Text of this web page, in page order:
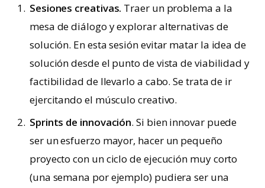
Sesiones creativas. Traer un problema a la
mesa de diálogo y explorar alternativas de
solución. En esta sesión evitar matar la idea de
solución desde el punto de vista de viabilidad y
factibilidad de llevarlo a cabo. Se trata de ir
ejercitando el músculo creativo.
Sprints de innovación. Si bien innovar puede
ser un esfuerzo mayor, hacer un pequeño
proyecto con un ciclo de ejecución muy corto
(una semana por ejemplo) pudiera ser una